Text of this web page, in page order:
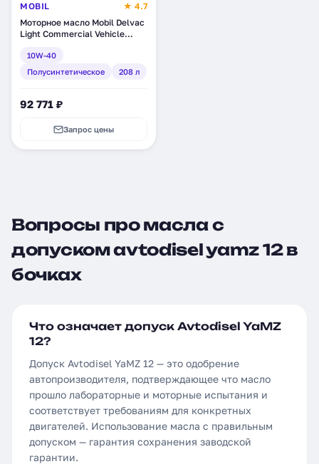
MOBIL
★ 4.7
Моторное масло Mobil Delvac
Light Commercial Vehicle
208 л (153744)
10W-40
Полусинтетическое
208 л
92 771 ₽
Запрос цены
Вопросы про масла с
допуском avtodisel yamz 12 в
бочках
Что означает допуск Avtodisel YaMZ
12?
Допуск Avtodisel YaMZ 12 — это одобрение
автопроизводителя, подтверждающее что масло
прошло лабораторные и моторные испытания и
соответствует требованиям для конкретных
двигателей. Использование масла с правильным
допуском — гарантия сохранения заводской
гарантии.